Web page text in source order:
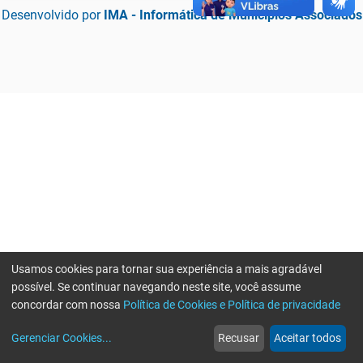
Desenvolvido por IMA - Informática de Municípios Associados
web
Notícias
more_horiz
Mais
Usamos cookies para tornar sua experiência a mais agradável
possível. Se continuar navegando neste site, você assume
concordar com nossa Política de Cookies e Política de privacidade
Gerenciar Cookies... Recusar Aceitar todos
Erro ao enviar informações, por favor tente novamente